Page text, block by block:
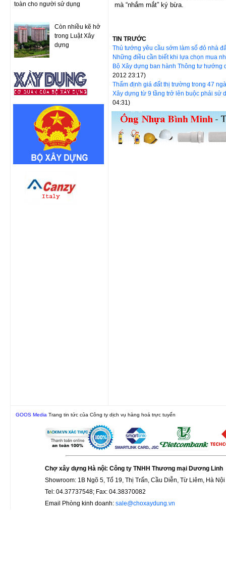
toàn cho người sử dụng
Còn nhiều kẽ hở
trong Luật Xây
dựng
mà “nhắm mắt” ký bừa.
TIN TRƯỚC
Thủ tướng yêu cầu sớm làm sổ đỏ nhà
Những điều cần biết khi lựa chọn mua
Bộ Xây dựng ban hành Thông tư
2012 23:17)
Thẩm định giá đất thị trường trong 47
Xây dựng từ 9 tầng trở lên buộc phải sử
04:31)
GOOS Media Trang tin tức của Công ty dịch vụ hàng hoá trực tuyến
Chợ xây dựng Hà nội: Công ty TNHH Thương mại Dương Linh
Showroom: 1B Ngõ 5, Tổ 19, Thị Trấn, Cầu Diễn, Từ Liêm, Hà Nội
Tel: 04.37737548; Fax: 04.38370082
Email Phòng kinh doanh: sale@choxaydung.vn